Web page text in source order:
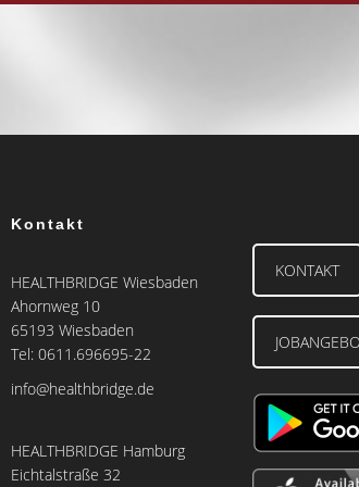
Kontakt
HEALTHBRIDGE Wiesbaden
Ahornweg 10
65193 Wiesbaden
Tel: 0611.696695-22
info@healthbridge.de
HEALTHBRIDGE Hamburg
Eichtalstraße 32
KONTAKT